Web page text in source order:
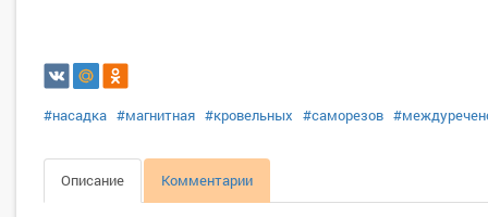
#насадка #магнитная #кровельных #саморезов
Описание Комментарии